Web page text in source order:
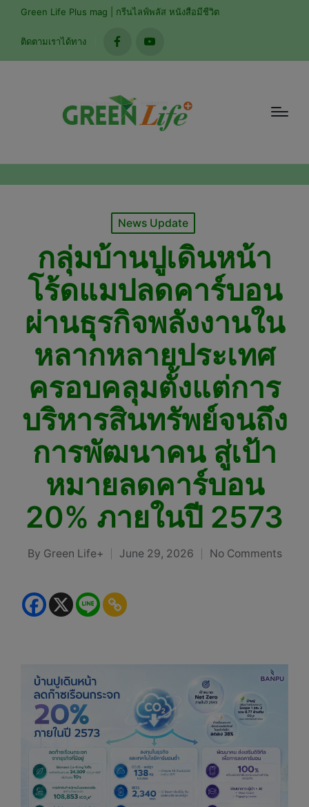
Green Life Plus mag | กรีนไลฟ์พลัส หนังสือมีชีวิต
ติดตามเราได้ทาง
facebookyoutube
Posted
in
News Update
กลุ่มบ้านปูเดินหน้า
โร้ดแมปลดคาร์บอน
ผ่านธุรกิจพลังงานใน
หลากหลายประเทศ
ครอบคลุมตั้งแต่การ
บริหารสินทรัพย์จนถึง
การพัฒนาคน สู่เป้า
หมายลดคาร์บอน
20% ภายในปี 2573
Posted
By Green Life+ June 29, 2026 No Comments
modal-check